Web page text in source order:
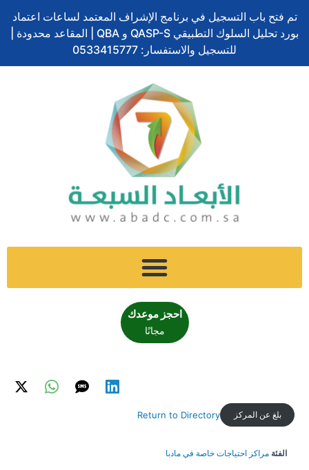
إلى
المحتوى
تم فتح باب التسجيل في برنامج الإشراف المعتمد لساعات اعتماد
بورد تحليل السلوك التطبيقي QASP-S و QBA | المقاعد محدودة |
للتسجيل والاستفسار: 0533415777
احجز موعدك
مجانًا
بلغ عن المركز Return to Directory
الفئة مراكز احتياجات خاصة في مادبا